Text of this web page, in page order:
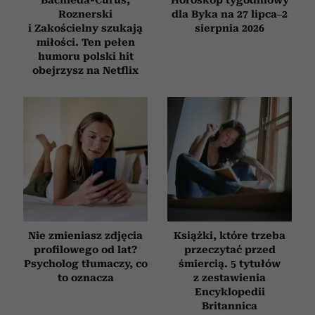
Roznerski
i Zakościelny szukają
miłości. Ten pełen
humoru polski hit
obejrzysz na Netflix
dla Byka na 27 lipca–2
sierpnia 2026
Nie zmieniasz zdjęcia
profilowego od lat?
Psycholog tłumaczy, co
to oznacza
Książki, które trzeba
przeczytać przed
śmiercią. 5 tytułów
z zestawienia
Encyklopedii
Britannica